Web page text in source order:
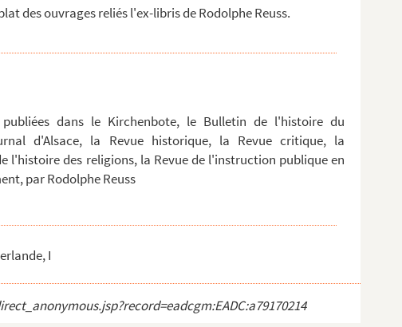
des ouvrages reliés l'ex-libris de Rodolphe Reuss.
dans le Kirchenbote, le Bulletin de l'histoire du
d'Alsace, la Revue historique, la Revue critique, la
l'histoire des religions, la Revue de l'instruction publique en
par Rodolphe Reuss
I